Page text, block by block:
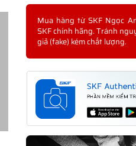
Mua hàng từ SKF Ngọc
SKF chính hãng. Tránh
giả (fake) kém chất lượng.